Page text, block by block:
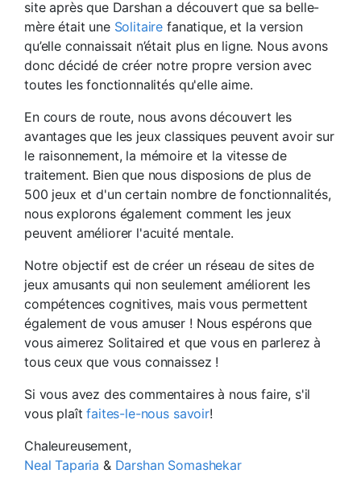
site après que Darshan a découvert que sa belle-
mère était une Solitaire fanatique, et la version
qu’elle connaissait n’était plus en ligne. Nous avons
donc décidé de créer notre propre version avec
toutes les fonctionnalités qu'elle aime.
En cours de route, nous avons découvert les
avantages que les jeux classiques peuvent avoir sur
le raisonnement, la mémoire et la vitesse de
traitement. Bien que nous disposions de plus de
500 jeux et d'un certain nombre de fonctionnalités,
nous explorons également comment les jeux
peuvent améliorer l'acuité mentale.
Notre objectif est de créer un réseau de sites de
jeux amusants qui non seulement améliorent les
compétences cognitives, mais vous permettent
également de vous amuser ! Nous espérons que
vous aimerez Solitaired et que vous en parlerez à
tous ceux que vous connaissez !
Si vous avez des commentaires à nous faire, s'il
vous plaîtfaites-le-nous savoir!
Chaleureusement,
Neal Taparia & Darshan Somashekar